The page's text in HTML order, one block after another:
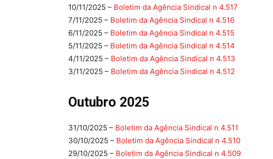
10/11/2025 – Boletim da Agência Sindical n 4.517
7/11/2025 – Boletim da Agência Sindical n 4.516
6/11/2025 – Boletim da Agência Sindical n 4.515
5/11/2025 – Boletim da Agência Sindical n 4.514
4/11/2025 – Boletim da Agência Sindical n 4.513
3/11/2025 – Boletim da Agência Sindical n 4.512
Outubro 2025
31/10/2025 – Boletim da Agência Sindical n 4.511
30/10/2025 – Boletim da Agência Sindical n 4.510
29/10/2025 – Boletim da Agência Sindical n 4.509